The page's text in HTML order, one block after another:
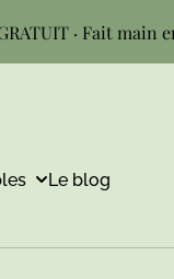
· Fait main
Le blog